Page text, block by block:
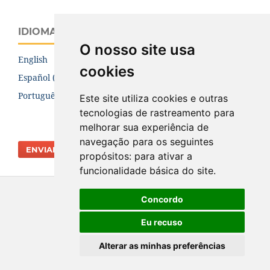
O nosso site usa
cookies
Este site utiliza cookies e outras
tecnologias de rastreamento para
melhorar sua experiência de
navegação para os seguintes
propósitos: para ativar a
funcionalidade básica do site.
Concordo
Eu recuso
Alterar as minhas preferências
IDIOMA
English
Español (España)
Português (Brasil)
ENVIAR SUBMISSÃO